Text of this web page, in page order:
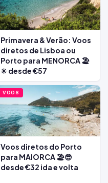
Primavera & Verão: Voos
diretos de Lisboa ou
Porto para MENORCA 🏖️
☀ desde €57
VOOS
Voos diretos do Porto
para MAIORCA 🏖️😎
desde €32 ida e volta